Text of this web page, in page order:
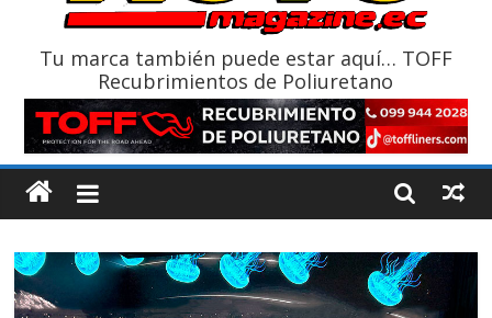
La Vuelta al Ecuador 2026, edición 47ª, recorre 7 provincias en 8
Tu marca también puede estar aquí… TOFF
Recubrimientos de Poliuretano